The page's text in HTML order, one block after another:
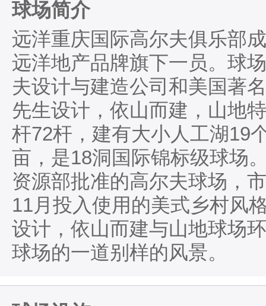
球场简介
远洋重庆国际高尔夫俱乐部
远洋地产品牌旗下一员。球
夫设计与建造公司和美国著
先生设计，依山而建，山地
杆72杆，建有大小人工湖19
亩，是18洞国际锦标级球场
资源部批准的高尔夫球场，
11月投入使用的美式乡村风
设计，依山而建与山地球场
球场的一道别样的风景。